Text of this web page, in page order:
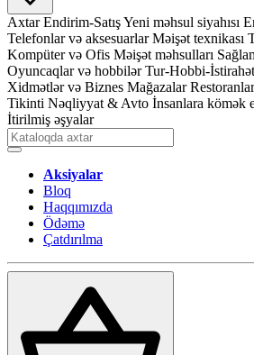
Axtar Endirim-SatışYeni məhsul siyahısı
Telefonlar və aksesuarlar Məişət texnikası
Kompüter və Ofis Məişət məhsulları
Oyuncaqlar və hobbilər Tur-Hobbi-İstirahət
Xidmətlər və Biznes Mağazalar
Tikinti Nəqliyyat & Avto İnsanlara kömək
İtirilmiş əşyalar
Aksiyalar
Bloq
Haqqımızda
Ödəmə
Çatdırılma